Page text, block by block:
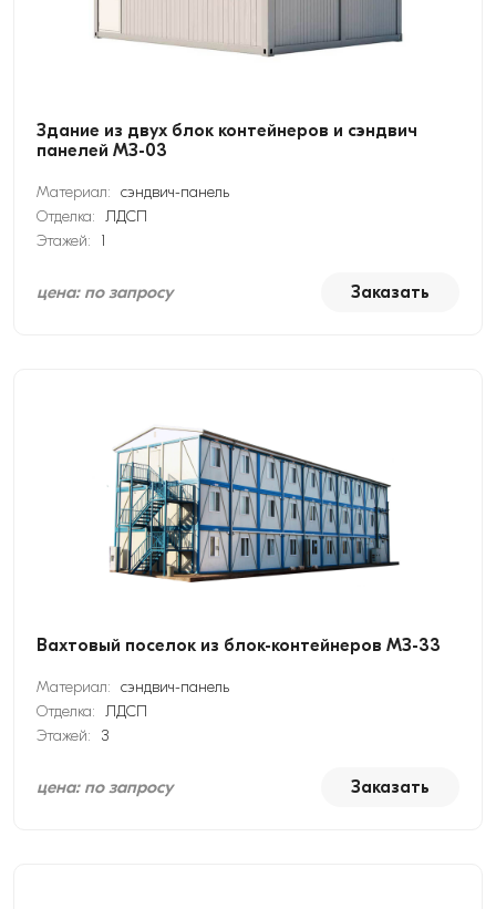
Здание из двух блок контейнеров и сэндвич
панелей МЗ-03
Материал: сэндвич-панель
Отделка: ЛДСП
Этажей:
1
цена: по запросу Заказать
Вахтовый поселок из блок-контейнеров МЗ-33
Материал: сэндвич-панель
Отделка: ЛДСП
Этажей:
3
цена: по запросу Заказать